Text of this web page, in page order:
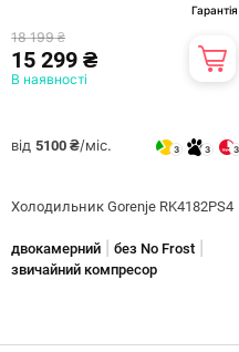
Гарантія
18 199 ₴
15 299 ₴
В наявності
від 5100 ₴/міс. 3 3 3
Холодильник Gorenje RK4182PS4
двокамерний без No Frost
звичайний компресор